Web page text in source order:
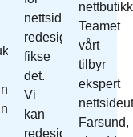
nettside
redesign
fikse
det.
Vi
kan
redesign
Teamet
vårt
tilbyr
ekspert
Farsund,